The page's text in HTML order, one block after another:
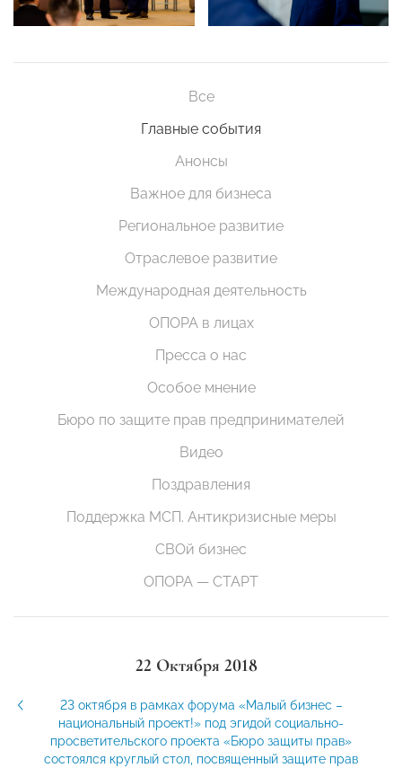
Все
Главные события
Анонсы
Важное для бизнеса
Региональное развитие
Отраслевое развитие
Международная деятельность
ОПОРА в лицах
Пресса о нас
Особое мнение
Бюро по защите прав предпринимателей
Видео
Поздравления
Поддержка МСП. Антикризисные меры
СВОй бизнес
ОПОРА — СТАРТ
22 Октября 2018
23 октября в рамках форума «Малый бизнес –
национальный проект!» под эгидой социально-
просветительского проекта «Бюро защиты прав»
состоялся круглый стол, посвященный защите прав